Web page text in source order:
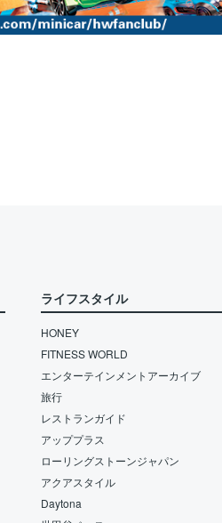
ライフスタイル
HONEY
FITNESS WORLD
エンターテインメントアーカイブ
旅行
レストランガイド
アッププラス
ローリングストーンジャパン
アクアスタイル
Daytona